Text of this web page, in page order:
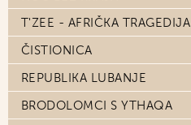
T'ZEE - AFRIČKA TRAGEDIJA
ČISTIONICA
REPUBLIKA LUBANJE
BRODOLOMCI S YTHAQA